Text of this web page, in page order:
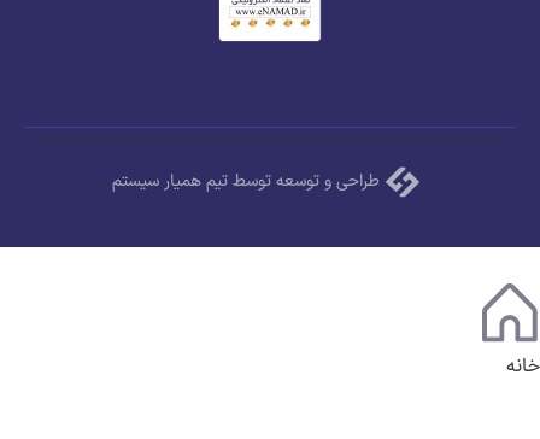
طراحی و توسعه توسط تیم همیار سیستم
خانه